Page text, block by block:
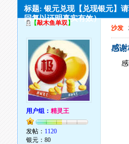
标题: 银元兑现【兑现银元】
回复以证明真实有效）
【敲木鱼单双】
用户组：精灵王
发帖： 1120
银元：80
沙发
感